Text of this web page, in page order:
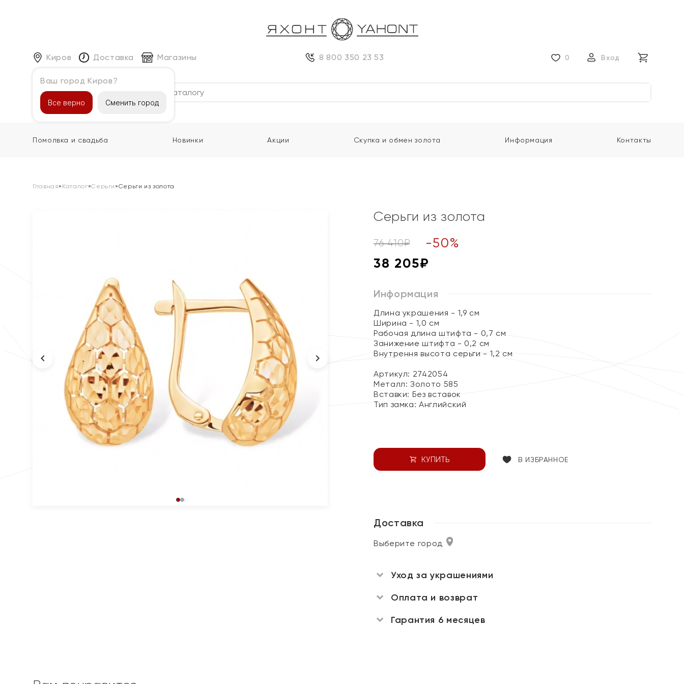
Киров
Ваш город Киров?
Все верно Сменить город
Доставка Магазины 8 800 350 23 53 0 Вход
Каталог
Помолвка и свадьба Новинки Акции Скупка и обмен золота Информация Контакты
Главная» Каталог»Серьги »Серьги из золота
Серьги из золота
76 410₽ -50%
38 205₽
Информация
Длина украшения - 1,9 см
Ширина - 1,0 см
Рабочая длина штифта - 0,7 см
Занижение штифта - 0,2 см
Внутрення высота серьги - 1,2 см
Артикул: 2742054
Металл:Золото 585
Вставки: Без вставок
Тип замка:Английский
КУПИТЬ В ИЗБРАННОЕ
Доставка
Выберите город
Уход за украшениями
Оплата и возврат
Гарантия 6 месяцев